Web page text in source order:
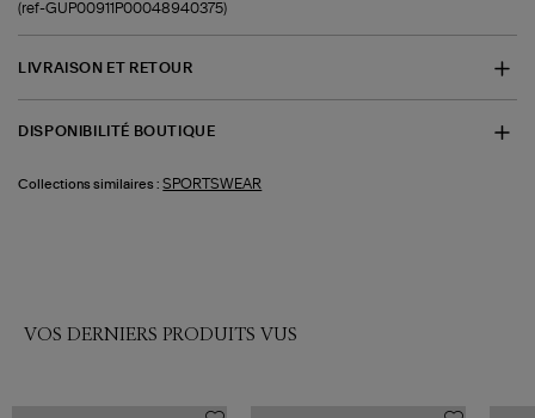
(ref-GUP00911P00048940375)
LIVRAISON ET RETOUR
DISPONIBILITÉ BOUTIQUE
Collections similaires : SPORTSWEAR
VOS DERNIERS PRODUITS VUS